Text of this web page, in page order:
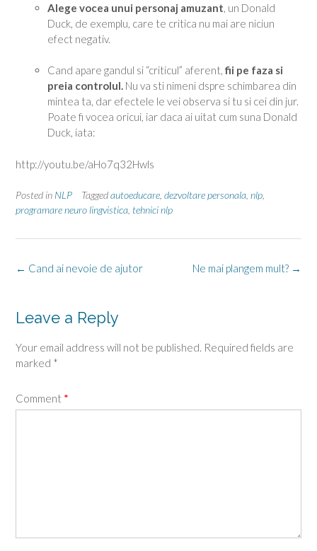
Alege vocea unui personaj amuzant , un Donald
Duck, de exemplu, care te critica nu mai are niciun
efect negativ.
Cand apare gandul si “criticul” aferent, fii pe faza si
preia controlul. Nu va sti nimeni dspre schimbarea din
mintea ta, dar efectele le vei observa si tu si cei din jur.
Poate fi vocea oricui, iar daca ai uitat cum suna Donald
Duck, iata:
http://youtu.be/aHo7q32Hwls
Posted in NLP Taggedautoeducare dezvoltare personala nlp
programare neuro lingvistica tehnici nlp
Post
Ne mai plangem mult? →
← Cand ai nevoie de ajutor
Leave a Reply
Your email address will not be published. Required fields are
marked *
Comment *